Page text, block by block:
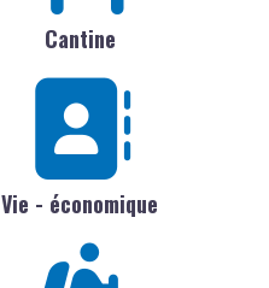
Cantine
Vie - économique